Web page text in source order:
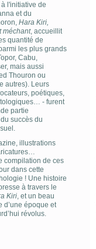
l'initiative de
et du
Hara Kiri,
méchant, accueillit
quantité de
les plus grands
Cabu,
mais aussi
Thouron ou
autres). Leurs
poétiques,
- furent
partie
succès du
illustrations
compilation de ces
dans cette
! Une histoire
à travers le
Kiri, et un beau
d’une époque et
révolus.